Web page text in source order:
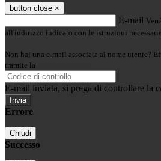
button close ×
E-mail
all'indirizzo indicato con le istruzioni
Non hai una e-mail associata al nome utente?
tramite la
E-mail inviata, si prega di controllare la
Errore
Chiudi
Successo